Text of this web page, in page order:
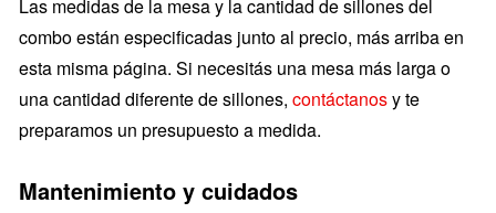
Las medidas de la mesa y la cantidad de sillones del
combo están especificadas junto al precio, más arriba en
esta misma página. Si necesitás una mesa más larga o
una cantidad diferente de sillones, contáctanosy te
preparamos un presupuesto a medida.
Mantenimiento y cuidados